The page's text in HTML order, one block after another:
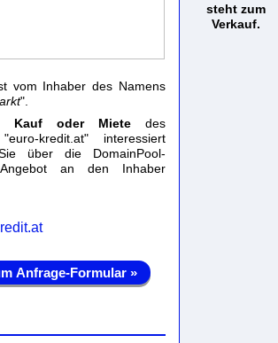
steht zum
Verkauf.
vom Inhaber des Namens
".
Kauf oder Miete des
kredit.at" interessiert
über die DomainPool-
an den Inhaber
Anfrage-Formular »